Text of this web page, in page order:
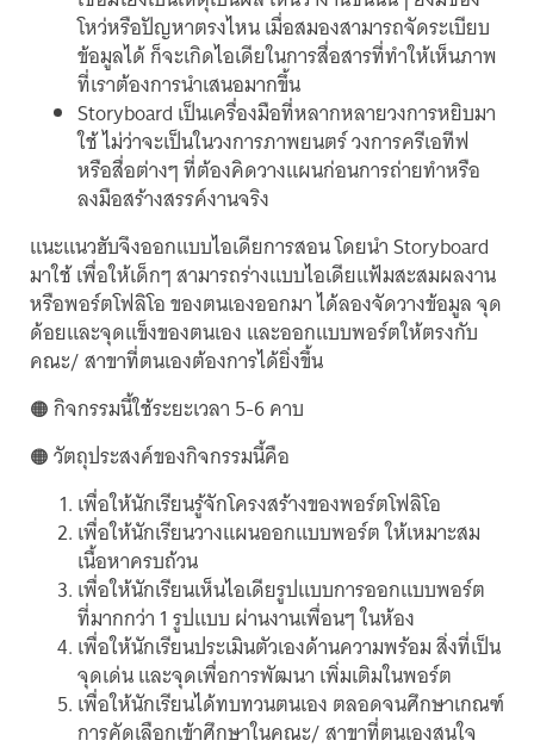
โหว่หรือปัญหาตรงไหน เมื่อสมองสามารถจัดระเบียบ
ข้อมูลได้ ก็จะเกิดไอเดียในการสื่อสารที่ทำให้เห็นภาพ
ที่เราต้องการนำเสนอมากขึ้น
Storyboard เป็นเครื่องมือที่หลากหลายวงการหยิบมา
ใช้ ไม่ว่าจะเป็นในวงการภาพยนตร์ วงการครีเอทีฟ
หรือสื่อต่างๆ ที่ต้องคิดวางแผนก่อนการถ่ายทำหรือ
ลงมือสร้างสรรค์งานจริง
แนะแนวฮับจึงออกแบบไอเดียการสอน โดยนำ Storyboard
มาใช้ เพื่อให้เด็กๆ สามารถร่างแบบไอเดียแฟ้มสะสมผลงาน
หรือพอร์ตโฟลิโอ ของตนเองออกมา ได้ลองจัดวางข้อมูล จุด
ด้อยและจุดแข็งของตนเอง และออกแบบพอร์ตให้ตรงกับ
คณะ/ สาขาที่ตนเองต้องการได้ยิ่งขึ้น
🟠 กิจกรรมนี้ใช้ระยะเวลา 5-6 คาบ
🟠 วัตถุประสงค์ของกิจกรรมนี้คือ
เพื่อให้นักเรียนรู้จักโครงสร้างของพอร์ตโฟลิโอ
เพื่อให้นักเรียนวางแผนออกแบบพอร์ต ให้เหมาะสม
เนื้อหาครบถ้วน
เพื่อให้นักเรียนเห็นไอเดียรูปแบบการออกแบบพอร์ต
ที่มากกว่า 1 รูปแบบ ผ่านงานเพื่อนๆ ในห้อง
เพื่อให้นักเรียนประเมินตัวเองด้านความพร้อม สิ่งที่เป็น
จุดเด่น และจุดเพื่อการพัฒนา เพิ่มเติมในพอร์ต
เพื่อให้นักเรียนได้ทบทวนตนเอง ตลอดจนศึกษาเกณฑ์
การคัดเลือกเข้าศึกษาในคณะ/ สาขาที่ตนเองสนใจ